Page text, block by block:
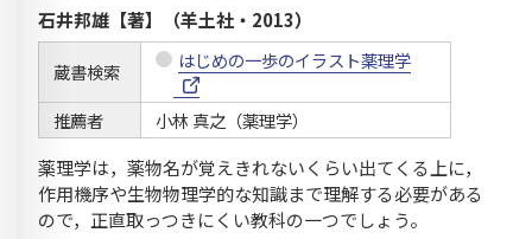
石井邦雄【著】（羊土社・2013）
蔵書検索 はじめの一歩のイラスト薬理学
推薦者
小林 真之（薬理学）
薬理学は，薬物名が覚えきれないくらい出てくる上に，
作用機序や生物物理学的な知識まで理解する必要がある
ので，正直取っつきにくい教科の一つでしょう。